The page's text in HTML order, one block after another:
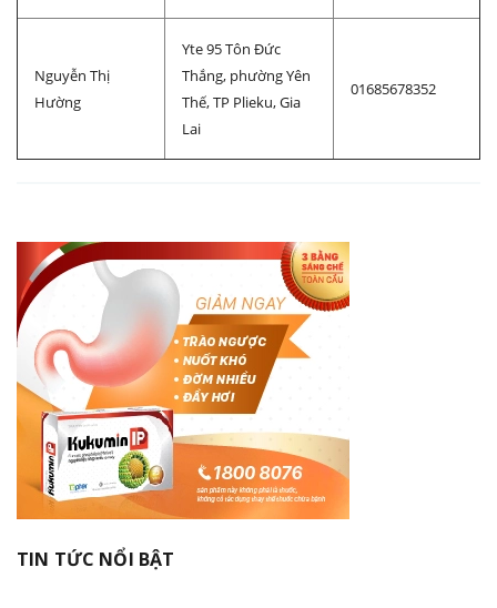
Nguyễn Thị
Hường
Yte 95 Tôn Đức
Thắng, phường Yên
Thế, TP Plieku, Gia
Lai
01685678352
TIN TỨC NỔI BẬT